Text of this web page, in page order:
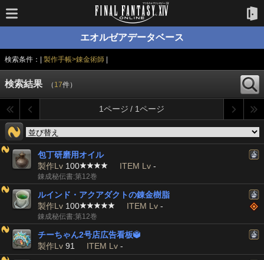
エオルゼアデータベース
検索条件：| 製作手帳>錬金術師|
検索結果 （ 17件）
1ページ / 1ページ
包丁研磨用オイル
製作Lv 100 ITEM Lv -
錬成秘伝書:第12巻
ルインド・アクアダクトの錬金樹脂
製作Lv 100 ITEM Lv -
錬成秘伝書:第12巻
チーちゃん2号店広告看板
製作Lv 91 ITEM Lv -